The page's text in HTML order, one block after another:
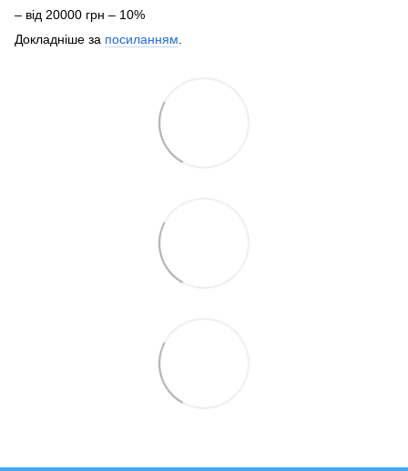
– від 20000 грн – 10%
Докладніше за посиланням